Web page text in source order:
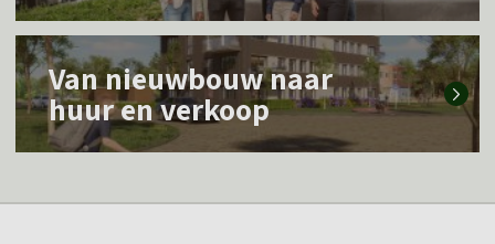
s
m
e
o
L
e
s
Van nieuwbouw naar
huur en verkoop